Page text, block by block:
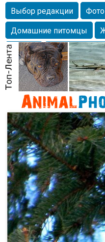
Выбор редакции
Домашние питомцы
Собаки
Морда
Собачка
Насекомое
Коты